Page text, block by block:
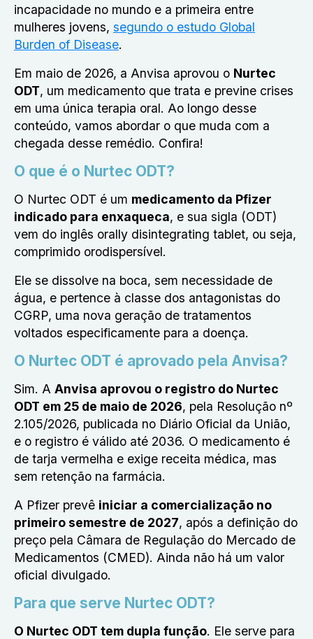
incapacidade no mundo e a primeira entre
mulheres jovens, segundo o estudo Global
Burden of Disease.
Em maio de 2026, a Anvisa aprovou o Nurtec
ODT, um medicamento que trata e previne crises
em uma única terapia oral. Ao longo desse
conteúdo, vamos abordar o que muda com a
chegada desse remédio. Confira!
O que é o Nurtec ODT?
O Nurtec ODT é um medicamento da Pfizer
indicado para enxaqueca, e sua sigla (ODT)
vem do inglês orally disintegrating tablet, ou seja,
comprimido orodispersível.
Ele se dissolve na boca, sem necessidade de
água, e pertence à classe dos antagonistas do
CGRP, uma nova geração de tratamentos
voltados especificamente para a doença.
O Nurtec ODT é aprovado pela Anvisa?
Sim. A Anvisa aprovou o registro do Nurtec
ODT em 25 de maio de 2026, pela Resolução nº
2.105/2026, publicada no Diário Oficial da União,
e o registro é válido até 2036. O medicamento é
de tarja vermelha e exige receita médica, mas
sem retenção na farmácia.
A Pfizer prevê iniciar a comercialização no
primeiro semestre de 2027, após a definição do
preço pela Câmara de Regulação do Mercado de
Medicamentos (CMED). Ainda não há um valor
oficial divulgado.
Para que serve Nurtec ODT?
O Nurtec ODT tem dupla função. Ele serve para